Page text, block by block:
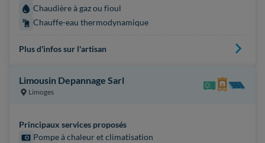
Chaudière à gaz ou fioul
Chauffe-eau thermodynamique
Plus d'infos sur l'artisan
Limousin Depannage Sarl
Limoges
Principaux services proposés
Pompe à chaleur et climatisation